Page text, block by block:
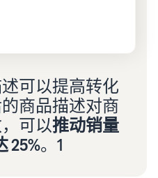
可以提高转化
商品描述对商
可以推动销量
25%。1